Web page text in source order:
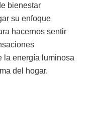
bienestar
su enfoque
hacernos sentir
la energía luminosa
del hogar.